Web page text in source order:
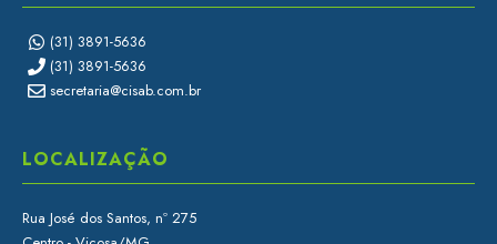
(31) 3891-5636
(31) 3891-5636
secretaria@cisab.com.br
LOCALIZAÇÃO
Rua José dos Santos, nº 275